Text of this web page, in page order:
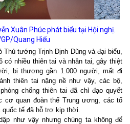
Xuân Phúc phát biểu tại Hội nghị.
Quang Hiếu
tướng Trịnh Định Dũng và đại biểu,
có nhiều thiên tai và nhân tai, gây thiệt
bị thương gần 1.000 người, mất đi
thiên tai nặng nề như vậy, các bộ,
chống thiên tai đã chỉ đạo quyết
cơ quan đoàn thể Trung ương, các tổ
tế đã hỗ trợ kịp thời.
như vậy nhưng chúng ta không để